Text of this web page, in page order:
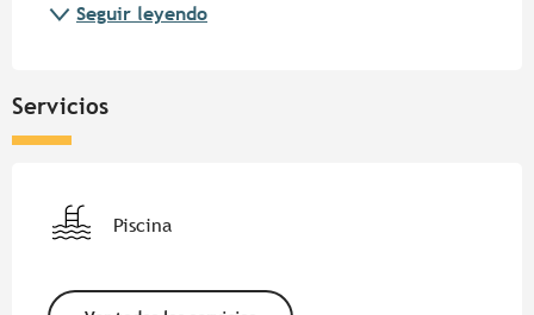
Seguir leyendo
Servicios
Piscina